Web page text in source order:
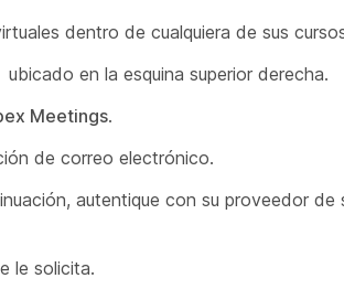
dentro de cualquiera de sus
ubicado en la esquina superior derecha.
Meetings.
de correo electrónico.
autentique con su proveedor
le solicita.